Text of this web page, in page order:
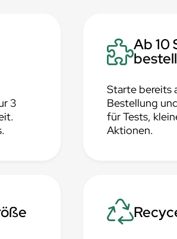
3
Ab 10
Starte bereits
Bestellung
für Tests,
Aktionen.